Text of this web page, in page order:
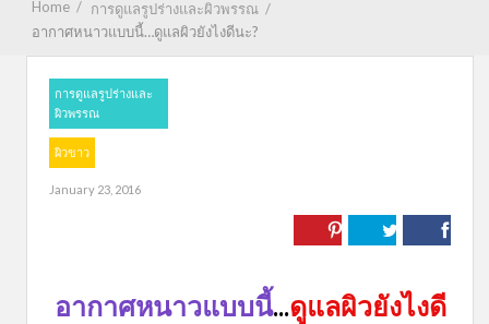
Home / การดูแลรูปร่างและผิวพรรณ /
อากาศหนาวแบบนี้…ดูแลผิวยังไงดีนะ?
การดูแลรูปร่างและ
ผิวพรรณ
ผิวขาว
January 23, 2016
อากาศหนาวแบบนี้...ดูแลผิวยังไงดี